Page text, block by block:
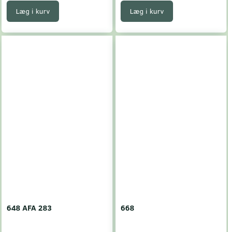
Læg i kurv Læg i kurv
648 AFA 283 668